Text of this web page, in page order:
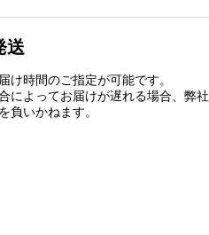
送
け時間のご指定が可能です。
によってお届けが遅れる場合、弊社
負いかねます。